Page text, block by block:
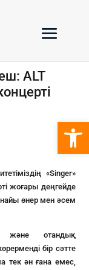
ALT
«Singer»
жоғары деңгейде
өнер мен әсем
және отандық
бір сәтте
тек ән ғана емес,